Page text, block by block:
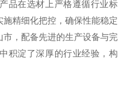
品在选材上严格遵循行业标
精细化把控，确保性能稳定
，配备先进的生产设备与完
积淀了深厚的行业经验，构